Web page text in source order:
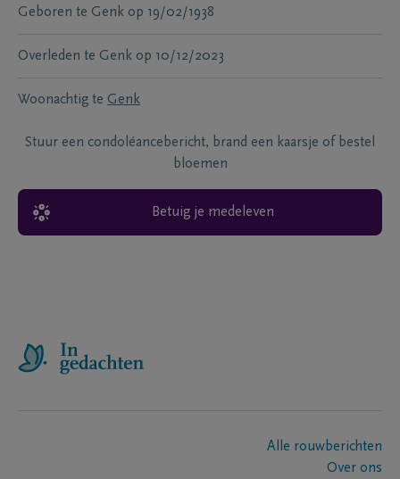
Geboren te Genk op 19/02/1938
Overleden te Genk op 10/12/2023
Woonachtig te Genk
Stuur een condoléancebericht, brand een kaarsje of bestel
bloemen
Betuig je medeleven
Alle rouwberichten
Over ons